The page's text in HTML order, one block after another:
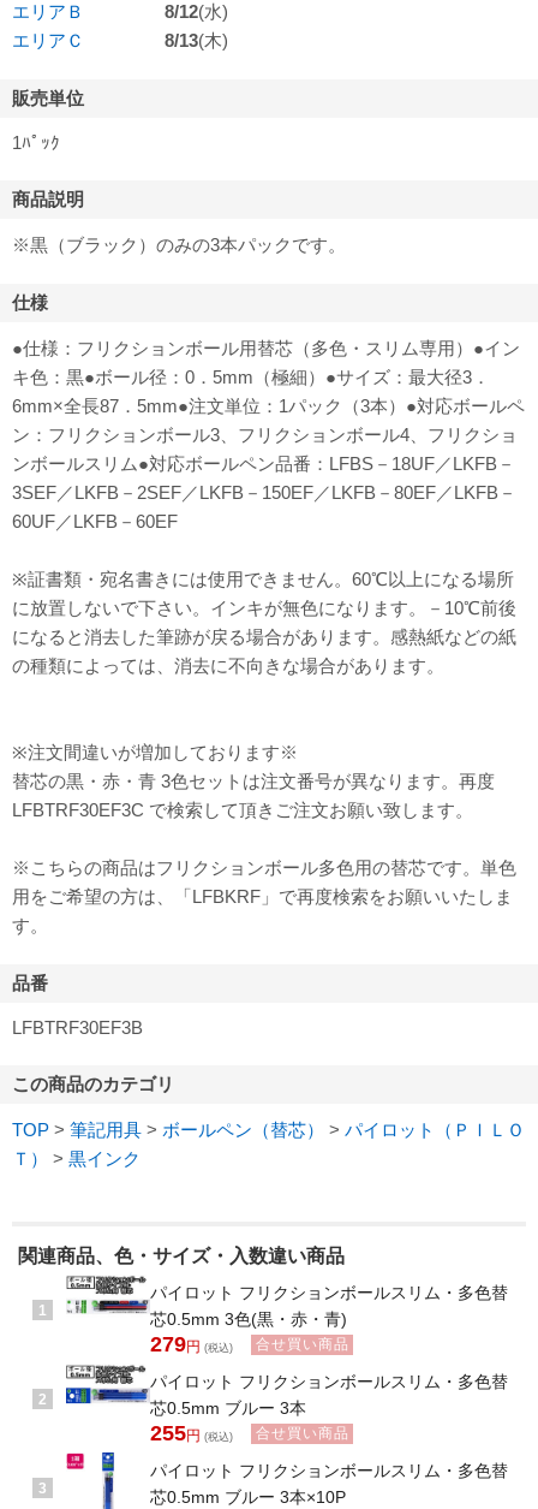
エリアＢ
8/12(水)
エリアＣ
8/13(木)
販売単位
1ﾊﾟｯｸ
商品説明
※黒（ブラック）のみの3本パックです。
仕様
●仕様：フリクションボール用替芯（多色・スリム専用）●イン
キ色：黒●ボール径：0．5mm（極細）●サイズ：最大径3．
6mm×全長87．5mm●注文単位：1パック（3本）●対応ボールペ
ン：フリクションボール3、フリクションボール4、フリクショ
ンボールスリム●対応ボールペン品番：LFBS－18UF／LKFB－
3SEF／LKFB－2SEF／LKFB－150EF／LKFB－80EF／LKFB－
60UF／LKFB－60EF
※証書類・宛名書きには使用できません。60℃以上になる場所
に放置しないで下さい。インキが無色になります。－10℃前後
になると消去した筆跡が戻る場合があります。感熱紙などの紙
の種類によっては、消去に不向きな場合があります。
※注文間違いが増加しております※
替芯の黒・赤・青 3色セットは注文番号が異なります。再度
LFBTRF30EF3C で検索して頂きご注文お願い致します。
※こちらの商品はフリクションボール多色用の替芯です。単色
用をご希望の方は、「LFBKRF」で再度検索をお願いいたしま
す。
品番
LFBTRF30EF3B
この商品のカテゴリ
TOP > 筆記用具 > ボールペン（替芯） > パイロット（ＰＩＬＯ
Ｔ）
> 黒インク
関連商品、色・サイズ・入数違い商品
1
パイロット フリクションボールスリム・多色替
芯0.5mm 3色(黒・赤・青)
279円 (税込) 合せ買い商品
2
パイロット フリクションボールスリム・多色替
芯0.5mm ブルー 3本
255円 (税込) 合せ買い商品
3
パイロット フリクションボールスリム・多色替
芯0.5mm ブルー 3本×10P